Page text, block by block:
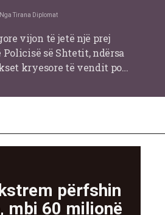
Nga Tirana Diplomat
vijon të jetë një prej
së Shtetit, ndërsa
kryesore të vendit po…
përfshin
mbi 60 milionë